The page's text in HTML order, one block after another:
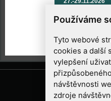
Používáme
Tyto webové
cookies a další
vylepšení
návštěvnosti
zdroje
TECHNIKA A
TECHNOLOGIE